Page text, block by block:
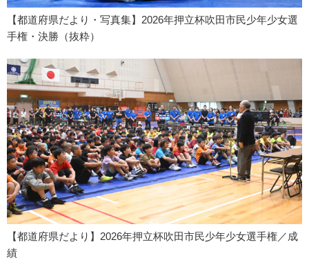
【都道府県だより・写真集】2026年押立杯吹田市民少年少女選
手権・決勝（抜粋）
【都道府県だより】2026年押立杯吹田市民少年少女選手権／成
績